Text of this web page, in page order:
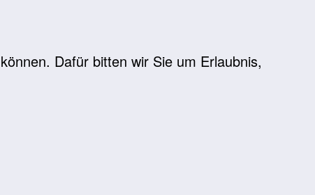
Dafür bitten wir Sie um Erlaubnis,